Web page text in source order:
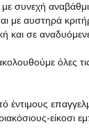
συνεχή
με αυστηρά
και σε
όλες
έντιμους
είκοσι